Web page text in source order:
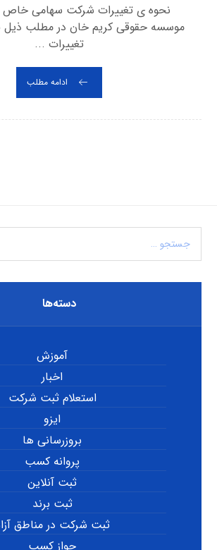
نحوه ی تغییرات شرکت سهامی
موسسه حقوقی کریم خان در مطلب ذیل
تغییرات ...
ادامه مطلب
دسته‌ها
آموزش
اخبار
استعلام ثبت شرکت
ایزو
بروزرسانی ها
پروانه کسب
ثبت آنلاین
ثبت برند
ثبت شرکت در مناطق
جواز کسب